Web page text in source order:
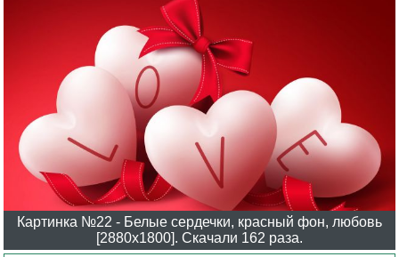
Картинка №22 - Белые сердечки, красный фон, любовь
[2880x1800]. Скачали 162 раза.